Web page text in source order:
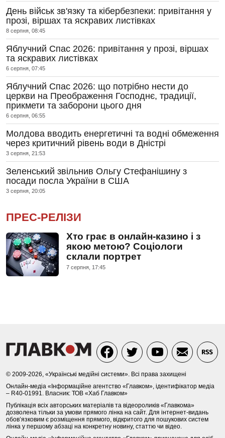
День військ зв'язку та кібербезпеки: привітання у
прозі, віршах та яскравих листівках
8 серпня, 08:45
Яблучний Спас 2026: привітання у прозі, віршах
та яскравих листівках
6 серпня, 07:45
Яблучний Спас 2026: що потрібно нести до
церкви на Преображення Господнє, традиції,
прикмети та заборони цього дня
6 серпня, 06:55
Молдова вводить енергетичні та водні обмеження
через критичний рівень води в Дністрі
3 серпня, 21:53
Зеленський звільнив Ольгу Стефанішину з
посади посла України в США
3 серпня, 20:05
ПРЕС-РЕЛІЗИ
Хто грає в онлайн-казино і з
якою метою? Соціологи
склали портрет
7 серпня, 17:45
© 2009-2026, «Українські медійні системи». Всі права захищені
Онлайн-медіа «Інформаційне агентство «Главком», ідентифікатор медіа
– R40-01991. Власник: ТОВ «Хаб Главком»
Публікація всіх авторських матеріалів та відеороликів «Главкома»
дозволена тільки за умови прямого лінка на сайт. Для інтернет-видань
обов’язковим є розміщення прямого, відкритого для пошукових систем
лінка у першому абзаці на конкретну новину, статтю чи відео.